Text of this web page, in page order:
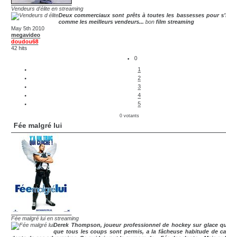
Vendeurs d'élite en streaming
Deux commerciaux sont prêts à toutes les bassesses pour
comme les meilleurs vendeurs... bon film streaming
May 5th 2010
megavideo
doudou68
42 hits
0
1
2
3
4
5
0 votants
Fée malgré lui
Fée malgré lui en streaming
Derek Thompson, joueur professionnel de hockey sur glace
que tous les coups sont permis, a la fâcheuse habitude de